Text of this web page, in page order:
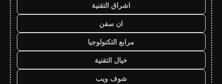
اشراق التقنية
ان سفن
مرابع التكنولوجيا
خيال التقنية
شوف ويب